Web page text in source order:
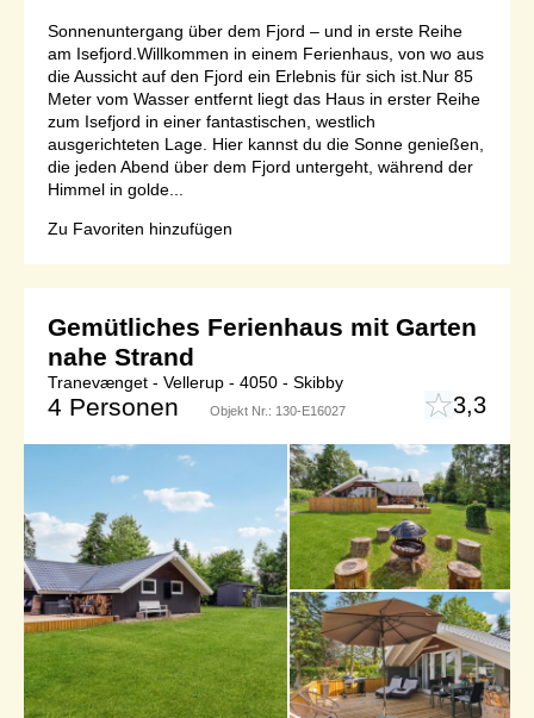
Sonnenuntergang über dem Fjord – und in erste Reihe
am Isefjord.Willkommen in einem Ferienhaus, von wo aus
die Aussicht auf den Fjord ein Erlebnis für sich ist.Nur 85
Meter vom Wasser entfernt liegt das Haus in erster Reihe
zum Isefjord in einer fantastischen, westlich
ausgerichteten Lage. Hier kannst du die Sonne genießen,
die jeden Abend über dem Fjord untergeht, während der
Himmel in golde...
Zu Favoriten hinzufügen
Gemütliches Ferienhaus mit Garten
nahe Strand
Tranevænget - Vellerup - 4050 - Skibby
4 Personen Objekt Nr.: 130-E16027 3,3